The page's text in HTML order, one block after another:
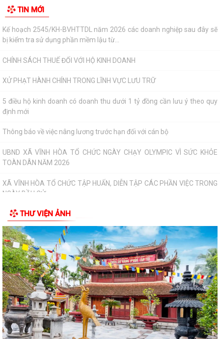
TIN MỚI
bị kiểm tra sử dụng phần mềm lậu từ...
CHÍNH SÁCH THUẾ ĐỐI VỚI HỘ KINH DOANH
định mới
Thông báo về việc nâng lương trước hạn đối với cán bộ
TOÀN DÂN NĂM 2026
XÃ VĨNH HÒA TỔ CHỨC TẬP HUẤN, DIỄN TẬP CÁC PHẦN VIỆC TRONG
NGÀY BẦU CỬ
Thông báo về ngày bầu cử, địa điểm bỏ phiếu, thời gian bỏ phiếu bầu
cử đại biểu Quốc hội khóa XVI...
Thông báo hưởng ứng phong trào “Toàn dân sử dụng năng lượng tiết
kiệm hiệu quả và Chiến dịch Giờ...
Toàn văn chương trình hành động của đồng chí Phạm Thành Trung -
Phó Bí thư Đảng ủy, Chủ tịch Ủy ban...
Toàn văn Chương trình hành động của đồng chí Vũ Thành Tô - Bí thư
Đảng ủy, Chủ tịch Hội đồng nhân...
Nghị quyết số 03/NQ-UBBC ngày 23/02/2026 của Ủy ban bầu cử xã về
việc lập và công bố danh sách...
THƯ VIỆN ẢNH